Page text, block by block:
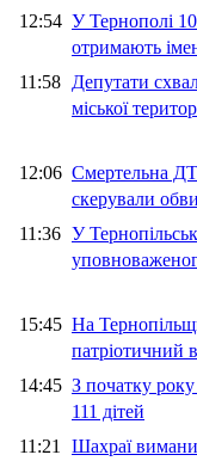
12:54 У Тернополі
отримають
11:58 Депутати
міської
12:06 Смертельна
скерували
11:36 У
15:45 На
патріотичний
14:45 З початку року
111 дітей
11:21 Шахраї